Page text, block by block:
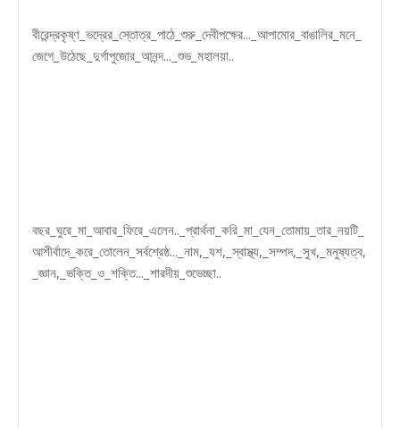
বীরেন্দ্রকৃষ্ণ_ভদ্রের_স্তোত্র_পাঠে_শুরু_দেবীপক্ষের..._আপামোর_বাঙালির_মনে_
জেগে_উঠেছে_দুর্গাপুজোর_আনন্দ..._শুভ_মহালয়া..
বছর_ঘুরে_মা_আবার_ফিরে_এলেন.._প্রার্থনা_করি_মা_যেন_তোমায়_তার_নয়টি_
আশীর্বাদে_করে_তোলেন_সর্বশ্রেষ্ঠ..._নাম,_যশ,_স্বাস্থ্য,_সম্পদ,_সুখ,_মনুষ্যত্ব,
_জ্ঞান,_ভক্তি_ও_শক্তি..._শারদীয়_শুভেচ্ছা..